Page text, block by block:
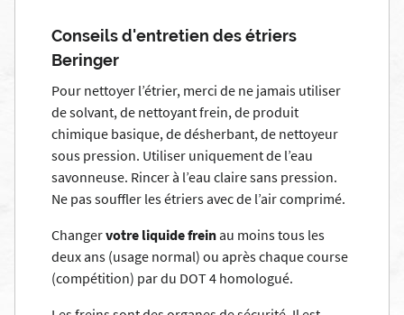
Conseils d'entretien des étriers
Beringer
Pour nettoyer l’étrier, merci de ne jamais utiliser
de solvant, de nettoyant frein, de produit
chimique basique, de désherbant, de nettoyeur
sous pression. Utiliser uniquement de l’eau
savonneuse. Rincer à l’eau claire sans pression.
Ne pas souffler les étriers avec de l’air comprimé.
Changervotre liquide freinau moins tous les
deux ans (usage normal) ou après chaque course
(compétition) par du DOT 4 homologué.